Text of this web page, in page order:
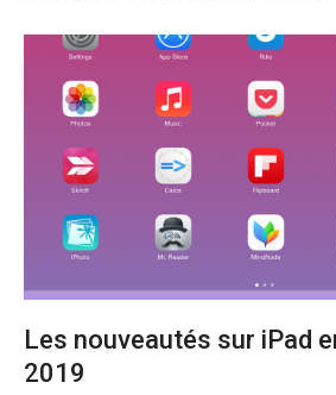
Les nouveautés sur iPad
2019